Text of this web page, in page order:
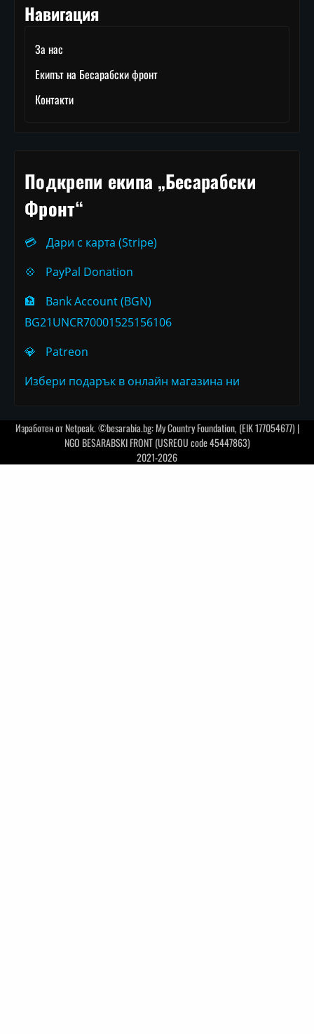
Навигация
За нас
Екипът на Бесарабски фронт
Контакти
Подкрепи екипа „Бесарабски
Фронт“
💳
Дари с карта (Stripe)
💠
PayPal Donation
🏦
Bank Account (BGN)
BG21UNCR70001525156106
💎
Patreon
Избери подарък в онлайн магазина ни
Изработен отNetpeak. ©besarabia.bg: My Country Foundation, (EIK 177054677) |
NGO BESARABSKI FRONT (USREOU code 45447863)
2021-2026